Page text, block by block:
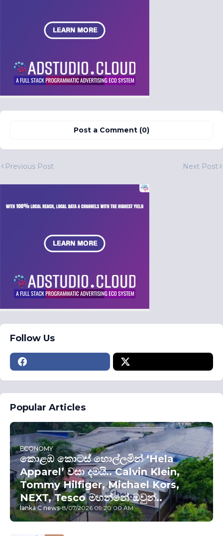
Post a Comment (0)
Previous Post Next Post
Follow Us
Popular Articles
ECONOMY
කොළඹ කොටස් හොල්ලමින් ‘Hela
Apparel’ වසා දමයි.. Calvin Klein,
Tommy Hilfiger, Michael Kors,
NEXT, Tesco මහන්නේ ඔවුන්..
lanka C news-8/07/2026 09:20:00 AM